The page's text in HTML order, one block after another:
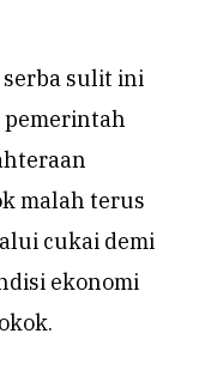
sulit ini
pemerintah
malah terus
cukai demi
ekonomi